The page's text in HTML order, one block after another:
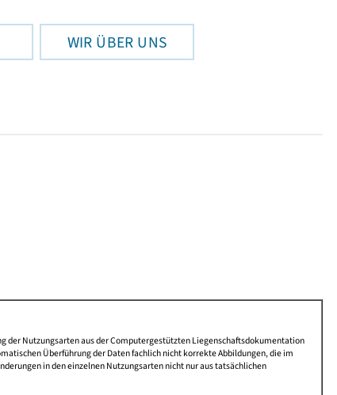
WIR ÜBER UNS
der Nutzungsarten aus der Computergestützten Liegenschaftsdokumentation
Überführung der Daten fachlich nicht korrekte Abbildungen, die im
in den einzelnen Nutzungsarten nicht nur aus tatsächlichen